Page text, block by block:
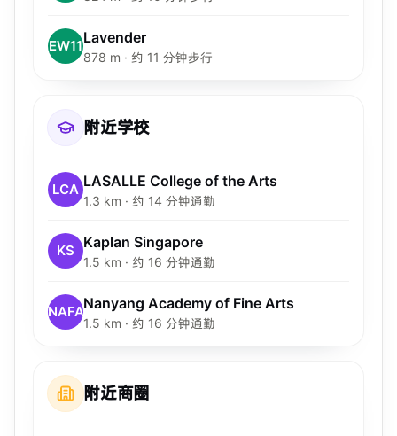
EW11Lavender
878 m · 约 11 分钟步行
附近学校
LCA LASALLE College of the Arts
1.3 km · 约 14 分钟通勤
KS Kaplan Singapore
1.5 km · 约 16 分钟通勤
NAFANanyang Academy of Fine Arts
1.5 km · 约 16 分钟通勤
附近商圈